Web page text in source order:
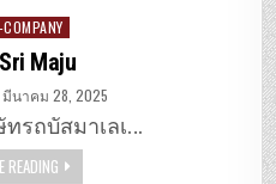
Maju
นาคม 28, 2025
รถบัสมาเลเ…
READING